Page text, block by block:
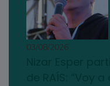
03/08/2026